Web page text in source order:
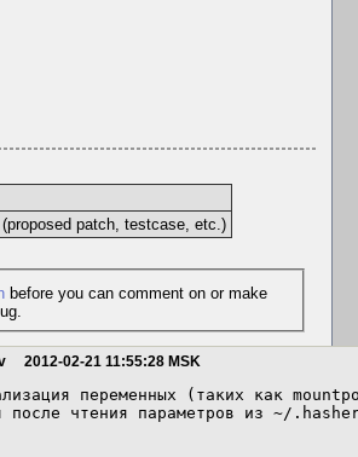
patch, testcase, etc.)
before you can comment on or make
2012-02-21 11:55:28 MSK
переменных (таких как
после чтения параметров из ~/